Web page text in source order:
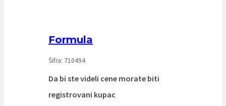
Formula
Šifra: 710494
Da bi ste videli cene morate biti
registrovani kupac